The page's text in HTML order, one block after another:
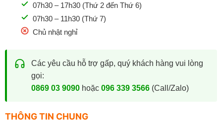
07h30 – 17h30 (Thứ 2 đến Thứ 6)
07h30 – 11h30 (Thứ 7)
Chủ nhật nghỉ
Các yêu cầu hỗ trợ gấp, quý khách hàng vui lòng
gọi:
0869 03 9090hoặc 096 339 3566(Call/Zalo)
THÔNG TIN CHUNG